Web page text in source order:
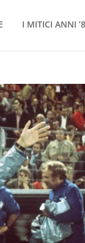
I MITICI ANNI